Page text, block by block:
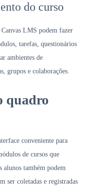
do curso
Canvas LMS podem fazer
tarefas, questionários
ambientes de
grupos e colaborações.
quadro
conveniente para
de cursos que
alunos também podem
ser coletadas e registradas